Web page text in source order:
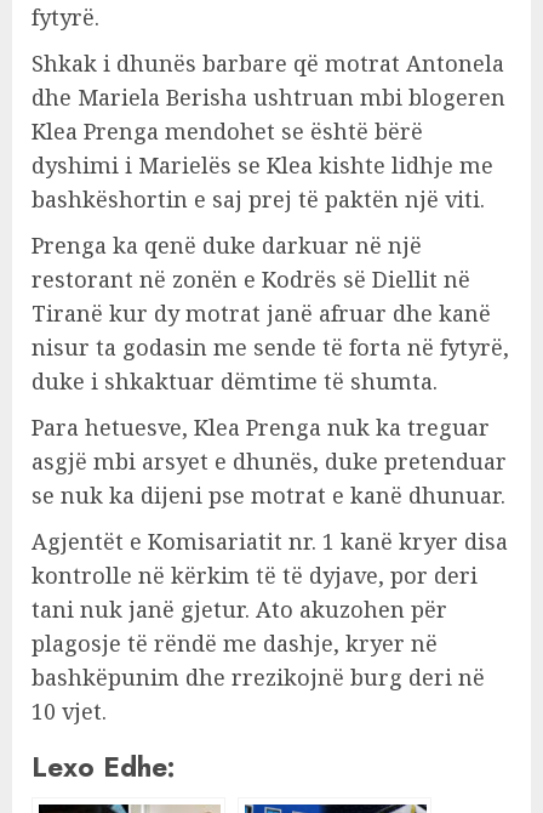
fytyrë.
Shkak i dhunës barbare që motrat Antonela
dhe Mariela Berisha ushtruan mbi blogeren
Klea Prenga mendohet se është bërë
dyshimi i Marielës se Klea kishte lidhje me
bashkëshortin e saj prej të paktën një viti.
Prenga ka qenë duke darkuar në një
restorant në zonën e Kodrës së Diellit në
Tiranë kur dy motrat janë afruar dhe kanë
nisur ta godasin me sende të forta në fytyrë,
duke i shkaktuar dëmtime të shumta.
Para hetuesve, Klea Prenga nuk ka treguar
asgjë mbi arsyet e dhunës, duke pretenduar
se nuk ka dijeni pse motrat e kanë dhunuar.
Agjentët e Komisariatit nr. 1 kanë kryer disa
kontrolle në kërkim të të dyjave, por deri
tani nuk janë gjetur. Ato akuzohen për
plagosje të rëndë me dashje, kryer në
bashkëpunim dhe rrezikojnë burg deri në
10 vjet.
Lexo Edhe: